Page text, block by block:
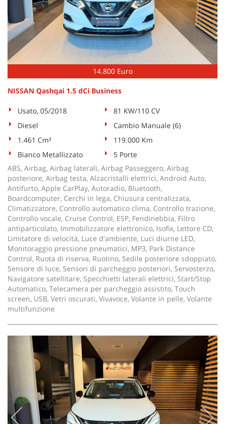
14.800 Euro
NISSAN Qashqai 1.5 dCi Business
Usato, 05/2018
81 KW/110 CV
Diesel
Cambio Manuale (6)
1.461 Cm³
119.000 Km
Bianco Metallizzato
5 Porte
ABS, Airbag, Airbag laterali, Airbag Passeggero, Airbag
posteriore, Airbag testa, Alzacristalli elettrici, Android Auto,
Antifurto, Apple CarPlay, Autoradio, Bluetooth,
Boardcomputer, Cerchi in lega, Chiusura centralizzata,
Climatizzatore, Controllo automatico clima, Controllo trazione,
Controllo vocale, Cruise Control, ESP, Fendinebbia, Filtro
antiparticolato, Immobilizzatore elettronico, Isofix, Lettore CD,
Limitatore di velocità, Luce d'ambiente, Luci diurne LED,
Monitoraggio pressione pneumatici, MP3, Park Distance
Control, Ruota di riserva, Ruotino, Sedile posteriore sdoppiato,
Sensore di luce, Sensori di parcheggio posteriori, Servosterzo,
Navigatore satellitare, Specchietti laterali elettrici, Start/Stop
Automatico, Telecamera per parcheggio assistito, Touch
screen, USB, Vetri oscurati, Vivavoce, Volante in pelle, Volante
multifunzione